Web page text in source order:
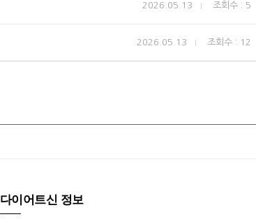
2026.05.13 조회수 : 5
2026.05.13 조회수 : 12
다이어트신 정보